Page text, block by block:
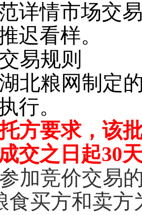
详情市场交
迟看样。
易规则
北粮网制定
行。
方要求，该
交之日起30
加竞价交易
食买方和卖